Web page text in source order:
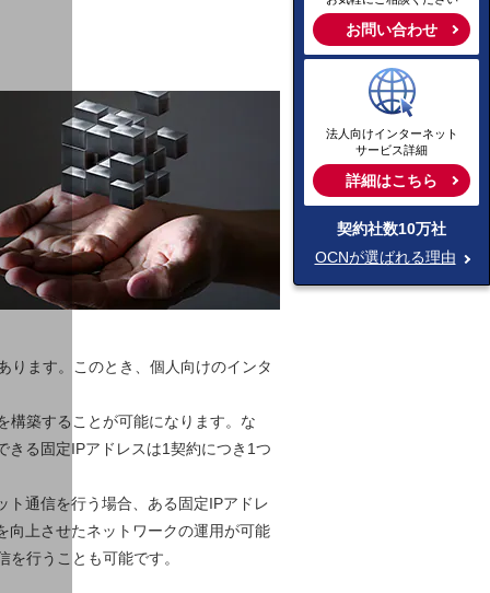
ります。このとき、個人向けのインタ
構築することが可能になります。な
きる固定IPアドレスは1契約につき1つ
ト通信を行う場合、ある固定IPアドレ
向上させたネットワークの運用が可能
行うことも可能です。
お問い合わせ
法人向けインターネット
サービス詳細
詳細はこちら
契約社数10万社
OCNが選ばれる理由